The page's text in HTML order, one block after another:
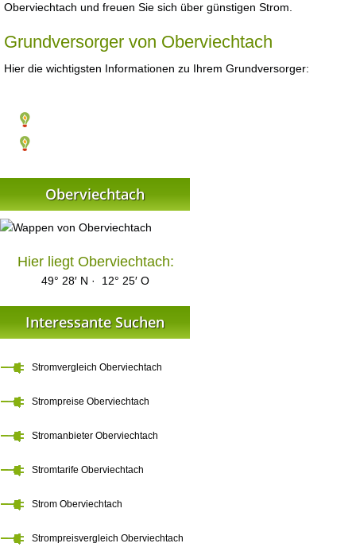
Oberviechtach und freuen Sie sich über günstigen Strom.
Grundversorger von Oberviechtach
Hier die wichtigsten Informationen zu Ihrem Grundversorger:
Oberviechtach
Hier liegt Oberviechtach:
49° 28′ N · 12° 25′ O
Interessante Suchen
Stromvergleich Oberviechtach
Strompreise Oberviechtach
Stromanbieter Oberviechtach
Stromtarife Oberviechtach
Strom Oberviechtach
Strompreisvergleich Oberviechtach